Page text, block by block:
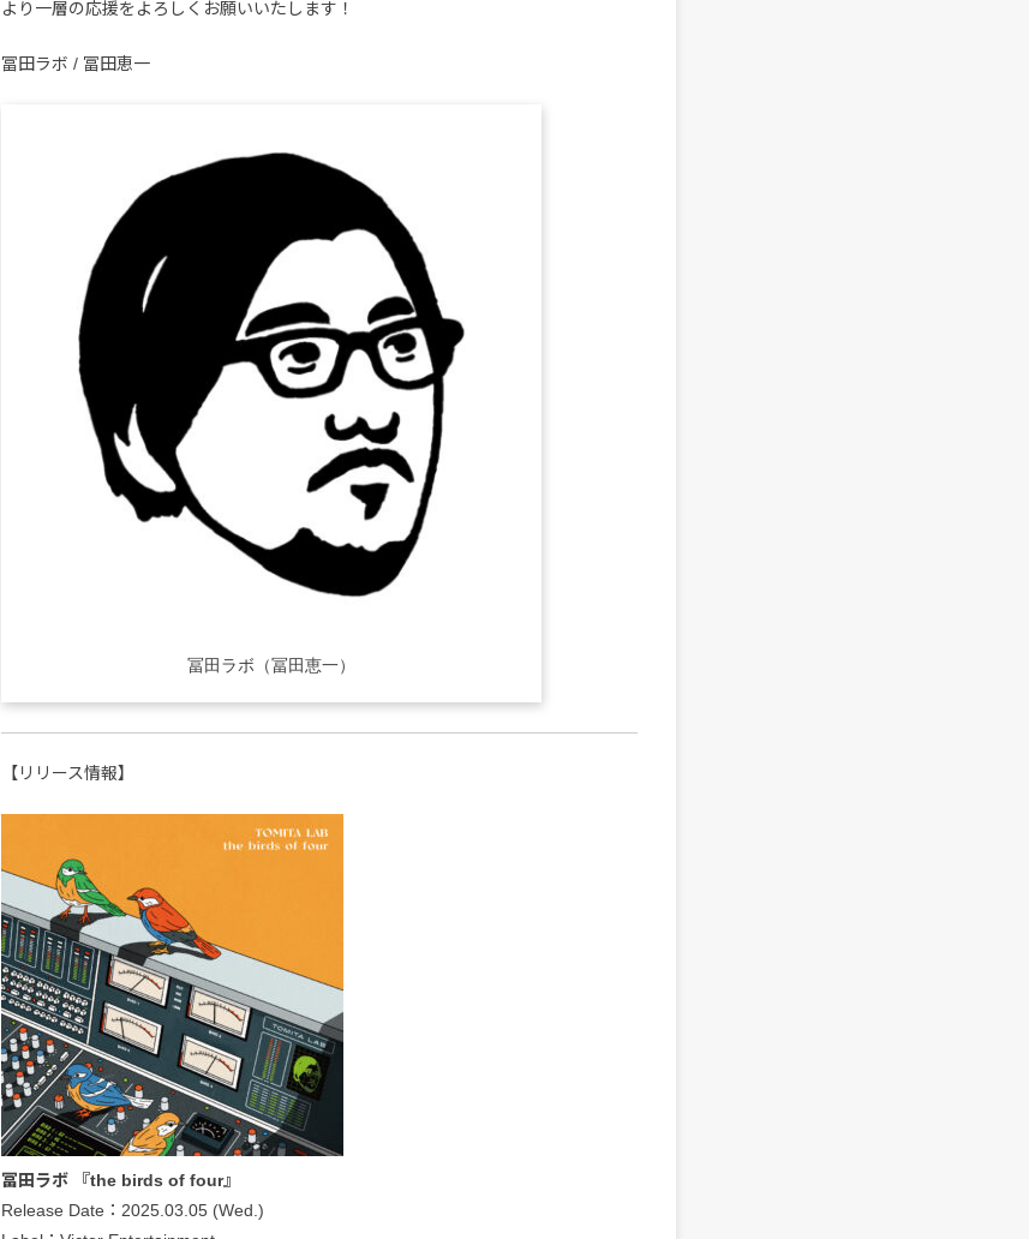
より一層の応援をよろしくお願いいたします！
冨田ラボ / 冨田恵一
冨田ラボ（冨田恵一）
【リリース情報】
冨田ラボ 『the birds of four』
Release Date：2025.03.05 (Wed.)